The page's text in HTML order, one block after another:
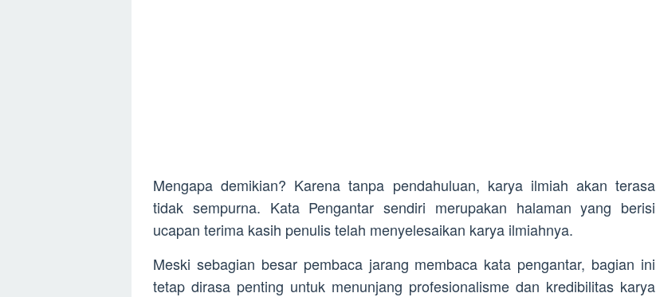
Mengapa demikian? Karena tanpa pendahuluan, karya ilmiah akan terasa
tidak sempurna. Kata Pengantar sendiri merupakan halaman yang berisi
ucapan terima kasih penulis telah menyelesaikan karya ilmiahnya.
Meski sebagian besar pembaca jarang membaca kata pengantar, bagian ini
tetap dirasa penting untuk menunjang profesionalisme dan kredibilitas karya